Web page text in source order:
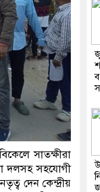
সাতক্ষীরা
দলসহ সহযোগী
দেন কেন্দ্রীয়